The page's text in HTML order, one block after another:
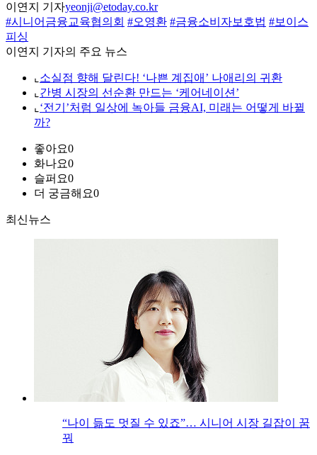
이연지 기자yeonji@etoday.co.kr
#시니어금융교육협의회 #오영환 #금융소비자보호법 #보이스
피싱
이연지 기자의 주요 뉴스
⌞ 소실점 향해 달린다! ‘나쁜 계집애’ 나애리의 귀환
⌞ 간병 시장의 선순환 만드는 ‘케어네이션’
⌞ ‘전기’처럼 일상에 녹아들 금융AI, 미래는 어떻게 바뀔
까?
좋아요0
화나요0
슬퍼요0
더 궁금해요0
최신뉴스
“나이 듦도 멋질 수 있죠”… 시니어 시장 길잡이 꿈
꿔